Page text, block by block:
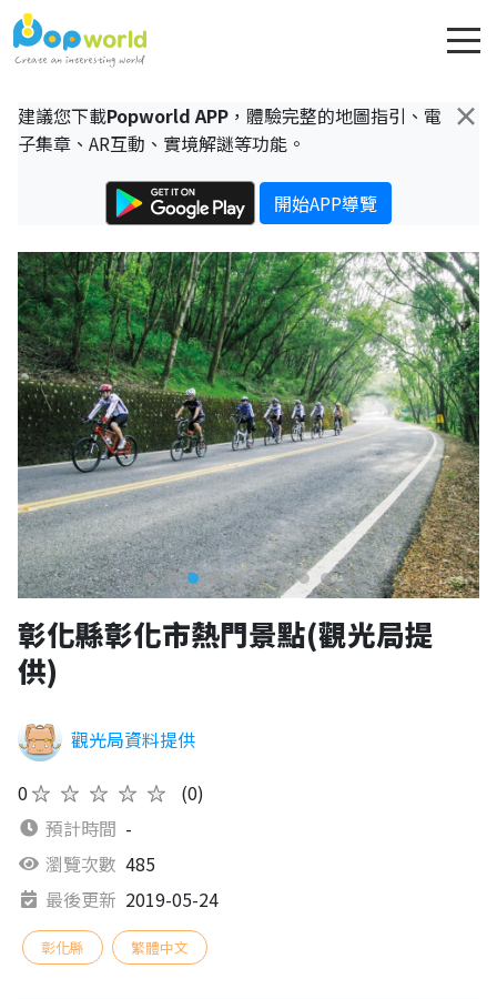
×
建議您下載Popworld APP ，體驗完整的地圖指引、電
子集章、AR互動、實境解謎等功能。
開始APP導覽
彰化縣彰化市熱門景點(觀光局提
供)
觀光局資料提供
0★★★★★
(0)
預計時間 -
瀏覽次數 485
最後更新 2019-05-24
彰化縣 繁體中文